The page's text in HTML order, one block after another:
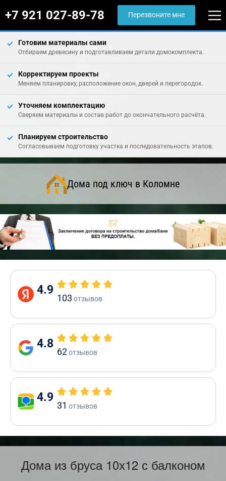
+7 921 027-89-78 Перезвоните мне
Готовим материалы сами
Отбираем древесину и подготавливаем детали домокомплекта.
Корректируем проекты
Меняем планировку, расположение окон, дверей и перегородок.
Уточняем комплектацию
Сверяем материалы и состав работ до окончательного расчёта.
Планируем строительство
Согласовываем подготовку участка и последовательность этапов.
Дома под ключ в Коломне
4.9
103 отзывов
4.8
62отзывов
4.9
31 отзывов
Дома из бруса 10х12 с балконом